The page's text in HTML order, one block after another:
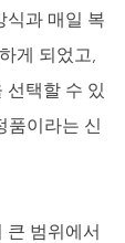
식과 매일 복
게 되었고,
선택할 수 있
품이라는 신
큰 범위에서